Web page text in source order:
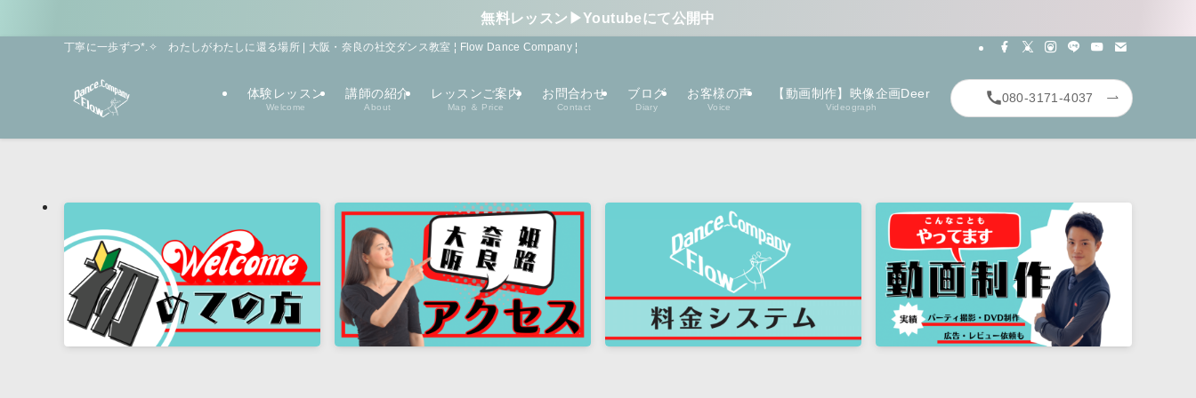
無料レッスン▶︎Youtubeにて公開中
丁寧に一歩ずつ*.✧ わたしがわたしに還る場所 | 大阪・奈良の社交ダンス教室 ¦ Flow Dance Company ¦
体験レッスン
Welcome
講師の紹介
About
レッスンご案内
Map ＆ Price
お問合わせ
Contact
ブログ
Diary
お客様の声
Voice
【動画制作】映像企画Deer
Videograph
080-3171-4037